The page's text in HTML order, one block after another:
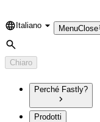
Language
Italiano MenuClose
Cerca
Chiaro
Perché Fastly?
Prodotti